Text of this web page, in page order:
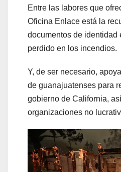
Entre las labores que
Oficina Enlace está la
documentos de identidad
perdido en los incendios.
Y, de ser necesario,
de guanajuatenses para
gobierno de California,
organizaciones no